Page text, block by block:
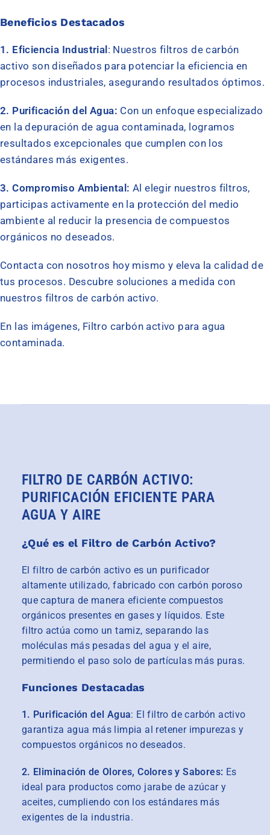
Beneficios Destacados
1. Eficiencia Industrial: Nuestros filtros de carbón
activo son diseñados para potenciar la eficiencia en
procesos industriales, asegurando resultados óptimos.
2. Purificación del Agua: Con un enfoque especializado
en la depuración de agua contaminada, logramos
resultados excepcionales que cumplen con los
estándares más exigentes.
3. Compromiso Ambiental: Al elegir nuestros filtros,
participas activamente en la protección del medio
ambiente al reducir la presencia de compuestos
orgánicos no deseados.
Contacta con nosotros hoy mismo y eleva la calidad de
tus procesos. Descubre soluciones a medida con
nuestros filtros de carbón activo.
En las imágenes, Filtro carbón activo para agua
contaminada.
FILTRO DE CARBÓN ACTIVO:
PURIFICACIÓN EFICIENTE PARA
AGUA Y AIRE
¿Qué es el Filtro de Carbón Activo?
El filtro de carbón activo es un purificador
altamente utilizado, fabricado con carbón poroso
que captura de manera eficiente compuestos
orgánicos presentes en gases y líquidos. Este
filtro actúa como un tamiz, separando las
moléculas más pesadas del agua y el aire,
permitiendo el paso solo de partículas más puras.
Funciones Destacadas
1. Purificación del Agua: El filtro de carbón activo
garantiza agua más limpia al retener impurezas y
compuestos orgánicos no deseados.
2. Eliminación de Olores, Colores y Sabores: Es
ideal para productos como jarabe de azúcar y
aceites, cumpliendo con los estándares más
exigentes de la industria.